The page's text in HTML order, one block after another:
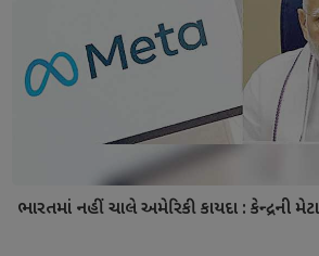
ભારતમાં નહીં ચાલે અમેરિકી કાયદા : કેન્દ્રની